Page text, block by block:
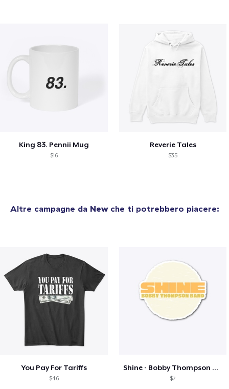
King 83. Pennii Mug
$16
Reverie Tales
$35
Altre campagne da Newche ti potrebbero piacere:
You Pay For Tariffs
$46
Shine - Bobby Thompson Band Merch
$7